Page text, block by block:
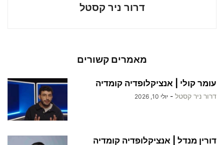
דרור ניר קסטל
מאמרים קשורים
עומר קולי | אנציקלופדיה קומדיה
דרור ניר קסטל - יולי 10, 2026
דורין מנדל | אנציקלופדיה קומדיה